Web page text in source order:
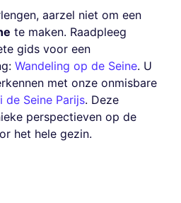
aarzel niet om een
te maken. Raadpleeg
gids voor een
Wandeling op de Seine. U
met onze onmisbare
de Seine Parijs. Deze
perspectieven op de
het hele gezin.